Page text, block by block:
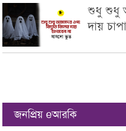
শুধু শুধু
দায়
জনপ্রিয় eআরকি